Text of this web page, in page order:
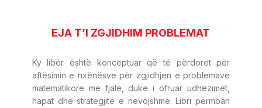
EJA T’I ZGJIDHIM PROBLEMAT
Ky libër është konceptuar që të përdoret për
aftësimin e nxënësve për zgjidhjen e problemave
matematikore me fjalë, duke i ofruar udhëzimet,
hapat dhe strategjitë e nevojshme. Libri përmban